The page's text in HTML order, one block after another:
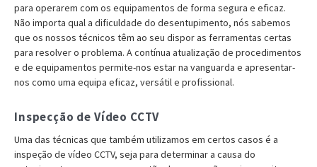
para operarem com os equipamentos de forma segura e eficaz.
Não importa qual a dificuldade do desentupimento, nós sabemos
que os nossos técnicos têm ao seu dispor as ferramentas certas
para resolver o problema. A contínua atualização de procedimentos
e de equipamentos permite-nos estar na vanguarda e apresentar-
nos como uma equipa eficaz, versátil e profissional.
Inspecção de Vídeo CCTV
Uma das técnicas que também utilizamos em certos casos é a
inspeção de vídeo CCTV, seja para determinar a causa do